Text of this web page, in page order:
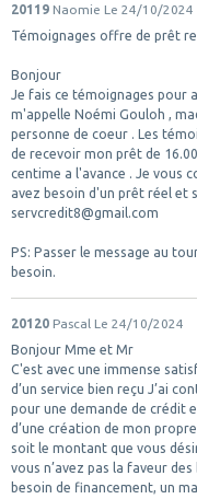
20119 Naomie Le 24/10/2024
Témoignages offre de prêt
Bonjour
Je fais ce témoignages pour
m'appelle Noémi Gouloh ,
personne de coeur . Les
de recevoir mon prêt de
centime a l'avance . Je vous
avez besoin d'un prêt réel et
servcredit8@gmail.com
PS: Passer le message au
besoin.
20120 Pascal Le 24/10/2024
Bonjour Mme et Mr
C'est avec une immense
d’un service bien reçu J’ai
pour une demande de crédit
d’une création de mon
soit le montant que vous
vous n’avez pas la faveur
besoin de financement, un